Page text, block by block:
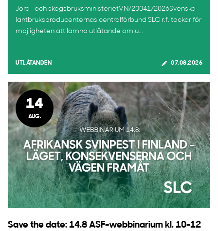
Jord- och skogsbruksministerietVN/20041/2026Svenska
lantbruksproducenternas centralförbund SLC r.f. tackar för
möjligheten att lämna utlåtande om u...
UTLÅTANDEN 07.08.2026
14
AUG.
Save the date: 14.8 ASF-webbinarium kl. 10-12